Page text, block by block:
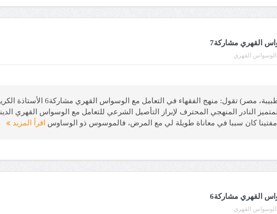
القهري مشاركة7
القهري
* أرسلت موسوسة (32 سنة،
النادر المنهجي المحترف لإبراز التأصيل الشرعي للتعامل مع الوسواس القهري
كان سببا في معاناة طويلة لي مع المرض، فالموسوس ذو الوساوس
اقرأ المزيد
القهري مشاركة6
القهري